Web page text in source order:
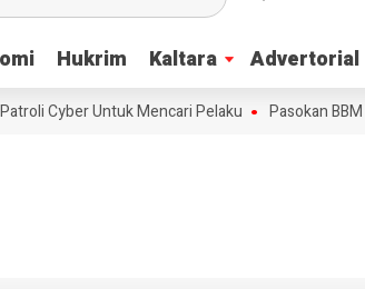
Hukrim Kaltara Advertorial
Hukrim Kaltara Advertorial
Cyber Untuk Mencari Pelaku Pasokan BBM